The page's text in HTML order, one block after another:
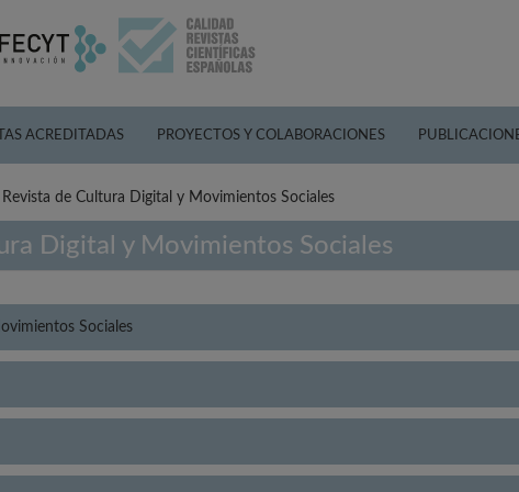
ACREDITADAS PROYECTOS Y COLABORACIONES
Revista de Cultura Digital y Movimientos Sociales
Digital y Movimientos Sociales
Sociales